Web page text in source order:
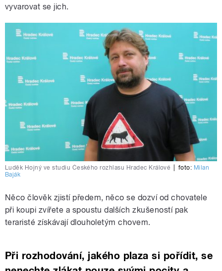
vyvarovat se jich.
Luděk Hojný ve studiu Českého rozhlasu Hradec Králové foto: Milan
Baják
Něco člověk zjistí předem, něco se dozví od chovatele
při koupi zvířete a spoustu dalších zkušeností pak
teraristé získávají dlouholetým chovem.
Při rozhodování, jakého plaza si pořídit, se